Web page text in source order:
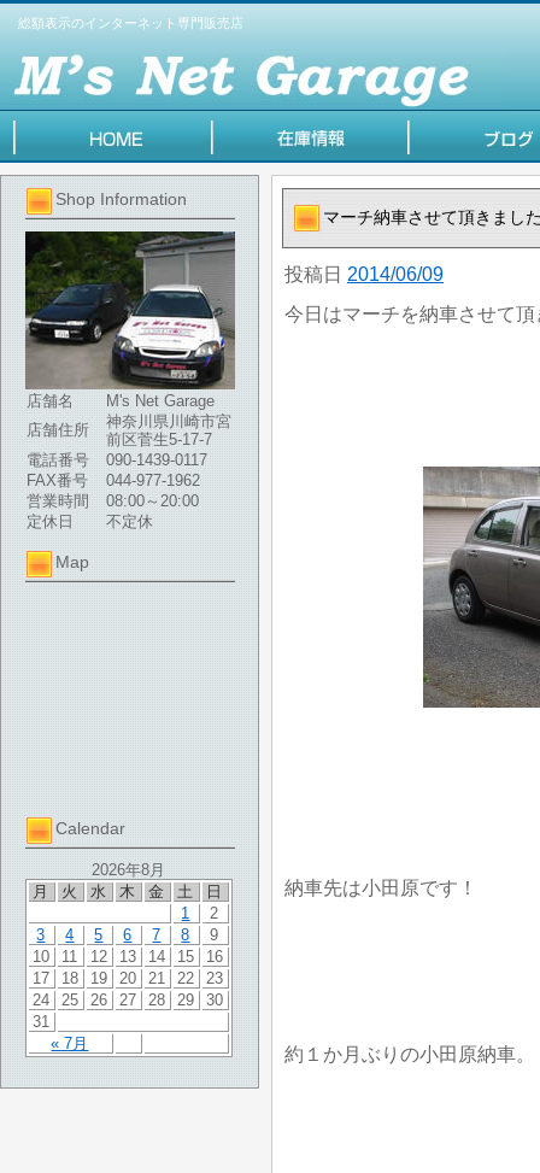
総額表示のインターネット専門販売店
Shop Information
店舗名
M's Net Garage
店舗住所
神奈川県川崎市宮
前区菅生5-17-7
電話番号
090-1439-0117
FAX番号
044-977-1962
営業時間
08:00～20:00
定休日
不定休
Map
Calendar
2026年8月
月
火 水 木 金 土 日
« 7月
1
2
3
4 5 6 7 8
9
10
11 12 13 14 15
16
17
18 19 20 21 22
23
24
25 26 27 28 29
30
31
マーチ納車させて頂きまし
投稿日 2014/06/09
今日はマーチを納車させて
納車先は小田原です！
約１か月ぶりの小田原納車。